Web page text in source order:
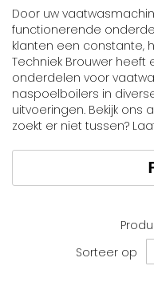
Door uw
functionerende
klanten een constante,
Techniek Brouwer
onderdelen voor
naspoelboilers in
uitvoeringen. Bekijk ons
zoekt er niet tussen?
Sorteer op